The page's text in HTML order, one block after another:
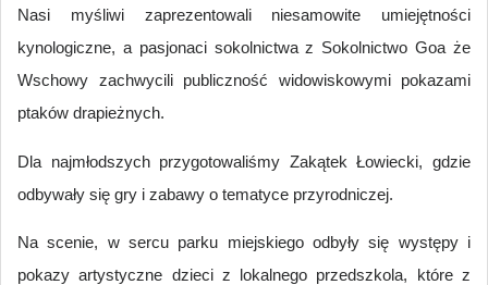
Nasi myśliwi zaprezentowali niesamowite umiejętności
kynologiczne, a pasjonaci sokolnictwa z Sokolnictwo Goa że
Wschowy zachwycili publiczność widowiskowymi pokazami
ptaków drapieżnych.
Dla najmłodszych przygotowaliśmy Zakątek Łowiecki, gdzie
odbywały się gry i zabawy o tematyce przyrodniczej.
Na scenie, w sercu parku miejskiego odbyły się występy i
pokazy artystyczne dzieci z lokalnego przedszkola, które z